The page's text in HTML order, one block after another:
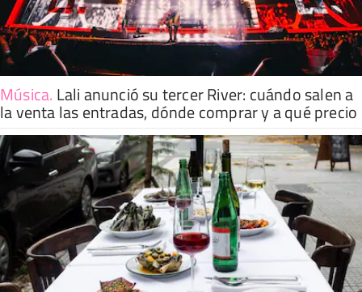
Música. Lali anunció su tercer River: cuándo salen a
la venta las entradas, dónde comprar y a qué precio